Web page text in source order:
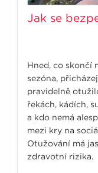
Jak se
Hned, co skončí
sezóna,
pravidelně
řekách, kádích,
a kdo nemá
mezi kry na
Otužování má
zdravotní rizika.